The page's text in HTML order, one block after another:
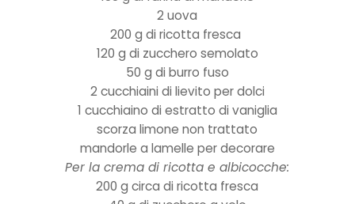
2 uova
200 g di ricotta fresca
120 g di zucchero semolato
50 g di burro fuso
2 cucchiaini di lievito per dolci
1 cucchiaino di estratto di vaniglia
scorza limone non trattato
mandorle a lamelle per decorare
Per la crema di ricotta e albicocche:
200 g circa di ricotta fresca